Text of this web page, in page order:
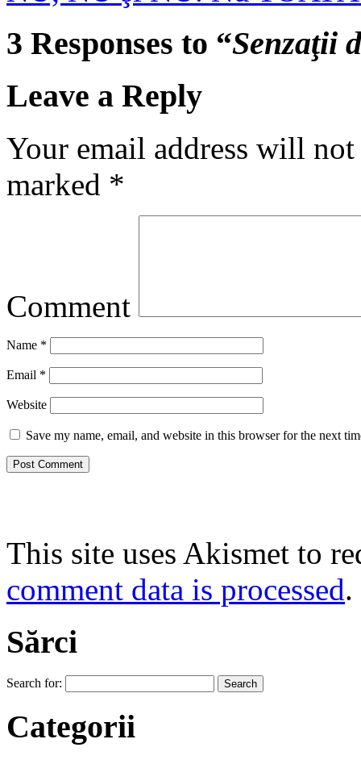
3 Responses to “Senzaţii
Leave a Reply
Your email address will
marked *
Comment
Name *
Email *
Website
Save my name, email, and website in this browser for the next
This site uses Akismet to
comment data is processed.
Sărci
Search for:
Categorii